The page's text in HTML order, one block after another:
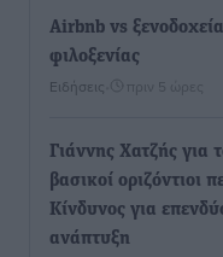
Airbnb vs
φιλοξενίας
Ειδήσεις πριν 5 ώρες
Γιάννης Χατζής για
βασικοί οριζόντιοι
Κίνδυνος για
ανάπτυξη